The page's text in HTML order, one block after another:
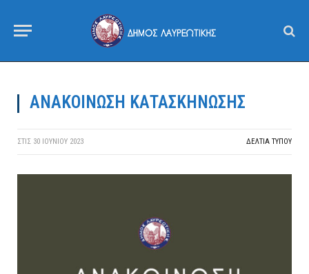
ΑΝΑΚΟΙΝΩΣΗ ΚΑΤΑΣΚΗΝΩΣΗΣ
ΣΤΙΣ 30 ΙΟΥΝΊΟΥ 2023 ΔΕΛΤΙΑ ΤΥΠΟΥ